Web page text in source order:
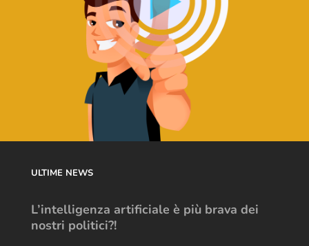
ULTIME NEWS
L’intelligenza artificiale è più brava dei
nostri politici?!